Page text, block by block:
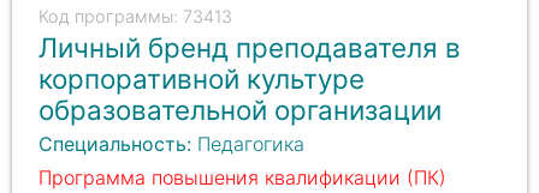
73413
Личный бренд преподавателя в
корпоративной культуре
образовательной организации
Специальность: Педагогика
Программа повышения квалификации (ПК)